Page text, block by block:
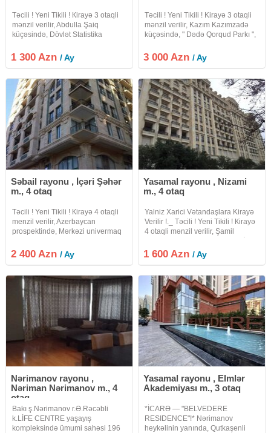
Təcili ! Yeni Tikili ! Кirayə 3 otaqli
mənzil verilir, Abdulla Şaiq
küçəsində, Dövlət Statistika
Nizami " metrosu yaxınlığında.
Mərtəbə: 23/14. Ümumi sahəsi:
1 300 Azn/ Ay
Təcili ! Yeni Tikili ! Kirayə 3 otaqli
mənzil verilir, Kazım Kazımzadə
küçəsində, " Dədə Qorqud Parkı ",
metrosu yaxinliğinda. Mərtəbə:
9/6. Ümumi sahəsi:
3 000 Azn/ Ay
Səbail rayonu , İçəri Şəhər
m., 4 otaq
Təcili ! Yeni Tikili ! Кirayə 4 otaqli
menzil verilir, Azerbaycan
prospektində, Mərkəzi univermaq
"İçərişəhər" metrosu yaxinliğinda.
Mərtəbə: 16/4. Ümumi sahəsi: 150
2 400 Azn/ Ay
Yasamal rayonu , Nizami
m., 4 otaq
Yalniz Xarici Vətandaşlara Kirayə
Verilir !._ Təcili ! Yeni Tikili ! Кirayə
4 otaqli mənzil verilir, Şamil
Nazirliyi ", Baki Türk " Anadolu "
Lisesi, " Qiş
1 600 Azn/ Ay
Nərimanov rayonu ,
Nəriman Nərimanov m., 4
otaq
Bakı ş.Nərimanov r.Ə.Rəcəbli
k.LİFE CENTRE yaşayış
kompleksində ümumi sahəsi 196
Yasamal rayonu , Elmlər
Akademiyası m., 3 otaq
*İCARƏ — "BELVEDERE
RESIDENCE"!* Nərimanov
heykəlinin yanında, Qutkaşenli